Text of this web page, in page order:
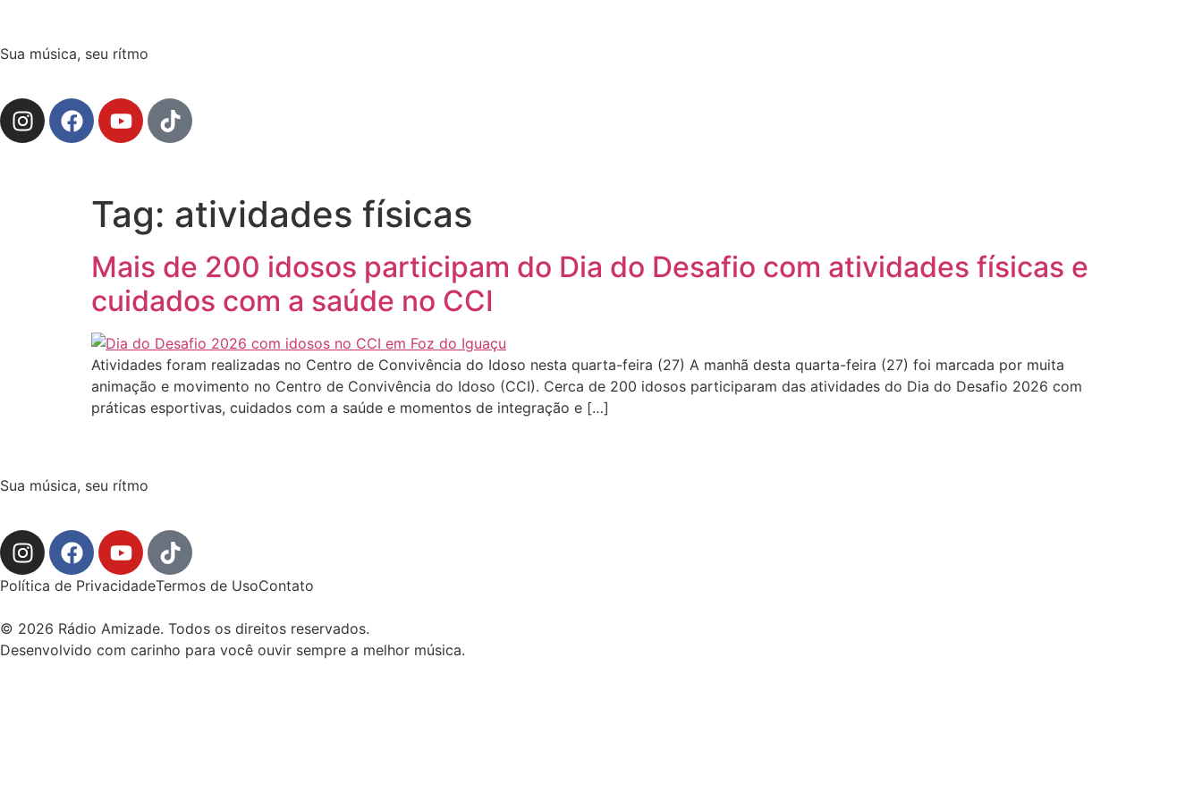
Sua música, seu rítmo
Tag: atividades físicas
Mais de 200 idosos participam do Dia do Desafio com atividades físicas e
cuidados com a saúde no CCI
Atividades foram realizadas no Centro de Convivência do Idoso nesta quarta-feira (27) A manhã desta quarta-feira (27) foi marcada por muita
animação e movimento no Centro de Convivência do Idoso (CCI). Cerca de 200 idosos participaram das atividades do Dia do Desafio 2026 com
práticas esportivas, cuidados com a saúde e momentos de integração e […]
Sua música, seu rítmo
Política de PrivacidadeTermos de UsoContato
© 2026 Rádio Amizade. Todos os direitos reservados.
Desenvolvido com carinho para você ouvir sempre a melhor música.